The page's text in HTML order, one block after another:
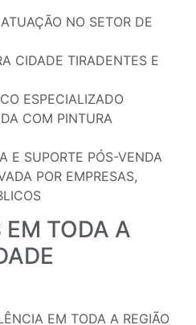
NO SETOR DE
CIDADE TIRADENTES E
ESPECIALIZADO
COM PINTURA
E SUPORTE PÓS-VENDA
POR EMPRESAS,
EM TODA A
EM TODA A REGIÃO